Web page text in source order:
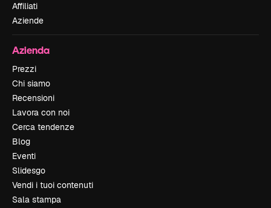
Affiliati
Aziende
Azienda
Prezzi
Chi siamo
Recensioni
Lavora con noi
Cerca tendenze
Blog
Eventi
Slidesgo
Vendi i tuoi contenuti
Sala stampa